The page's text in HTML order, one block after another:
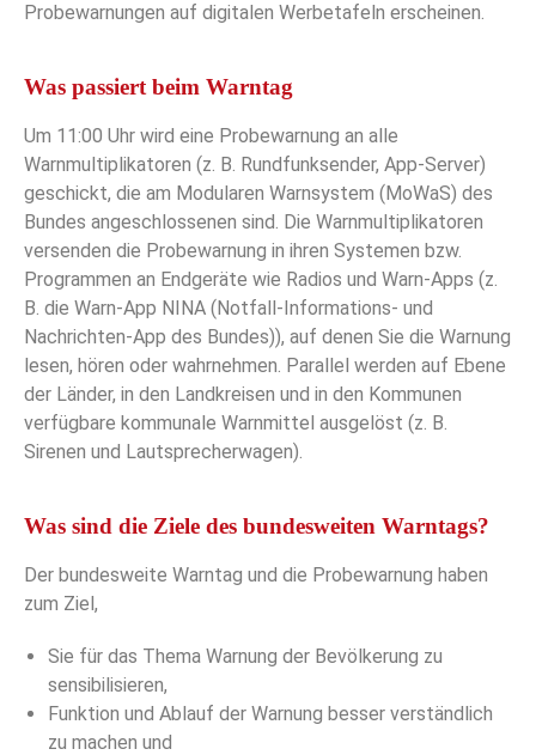
Probewarnungen auf digitalen Werbetafeln erscheinen.
Was passiert beim Warntag
Um 11:00 Uhr wird eine Probewarnung an alle
Warnmultiplikatoren (z. B. Rundfunksender, App-Server)
geschickt, die am Modularen Warnsystem (MoWaS) des
Bundes angeschlossenen sind. Die Warnmultiplikatoren
versenden die Probewarnung in ihren Systemen bzw.
Programmen an Endgeräte wie Radios und Warn-Apps (z.
B. die Warn-App NINA (Notfall-Informations- und
Nachrichten-App des Bundes)), auf denen Sie die Warnung
lesen, hören oder wahrnehmen. Parallel werden auf Ebene
der Länder, in den Landkreisen und in den Kommunen
verfügbare kommunale Warnmittel ausgelöst (z. B.
Sirenen und Lautsprecherwagen).
Was sind die Ziele des bundesweiten Warntags?
Der bundesweite Warntag und die Probewarnung haben
zum Ziel,
Sie für das Thema Warnung der Bevölkerung zu
sensibilisieren,
Funktion und Ablauf der Warnung besser verständlich
zu machen und